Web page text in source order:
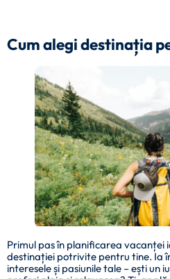
Cum alegi destinația
Primul pas în planificarea vacanței
destinației potrivite pentru tine. Ia
interesele și pasiunile tale – ești un